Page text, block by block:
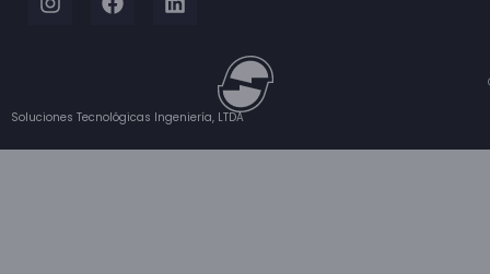
Soluciones Tecnológicas Ingeniería, LTDA